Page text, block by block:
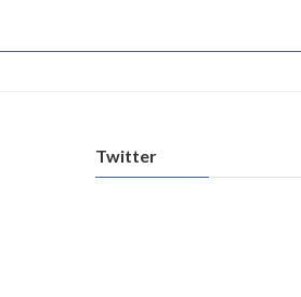
Twitter